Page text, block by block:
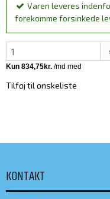
Varen leveres
forekomme forsinkede
Tilføj til ønskeliste
KONTAKT